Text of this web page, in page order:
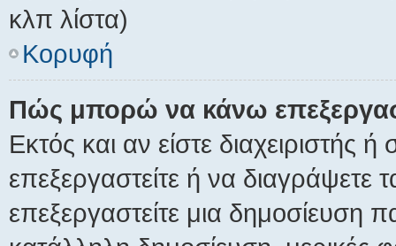
κλπ λίστα)
Κορυφή
Πώς μπορώ να κάνω
Εκτός και αν είστε διαχειριστής
επεξεργαστείτε ή να
επεξεργαστείτε μια δημοσίευση